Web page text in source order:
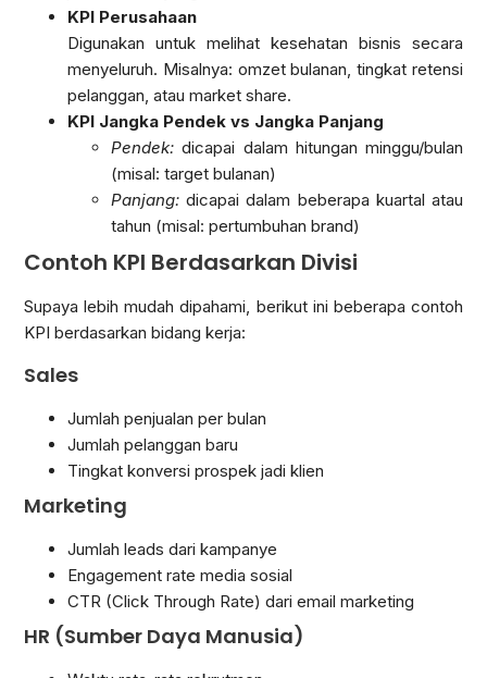
KPI Perusahaan
Digunakan untuk melihat kesehatan bisnis secara
menyeluruh. Misalnya: omzet bulanan, tingkat retensi
pelanggan, atau market share.
KPI Jangka Pendek vs Jangka Panjang
Pendek: dicapai dalam hitungan minggu/bulan
(misal: target bulanan)
Panjang: dicapai dalam beberapa kuartal atau
tahun (misal: pertumbuhan brand)
Contoh KPI Berdasarkan Divisi
Supaya lebih mudah dipahami, berikut ini beberapa contoh
KPI berdasarkan bidang kerja:
Sales
Jumlah penjualan per bulan
Jumlah pelanggan baru
Tingkat konversi prospek jadi klien
Marketing
Jumlah leads dari kampanye
Engagement rate media sosial
CTR (Click Through Rate) dari email marketing
HR (Sumber Daya Manusia)